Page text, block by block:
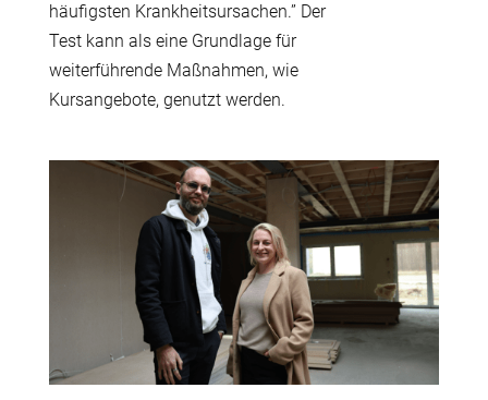
häufigsten Krankheitsursachen.” Der
Test kann als eine Grundlage für
weiterführende Maßnahmen, wie
Kursangebote, genutzt werden.